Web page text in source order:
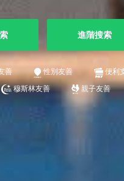
進階搜索
善 性別友善 便利
穆斯林友善 親子友善